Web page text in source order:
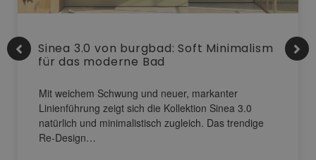
Sinea 3.0 von burgbad: Soft Minimalism
für das moderne Bad
Mit weichem Schwung und neuer, markanter
Linienführung zeigt sich die Kollektion Sinea 3.0
natürlich und minimalistisch zugleich. Das trendige
Re-Design…